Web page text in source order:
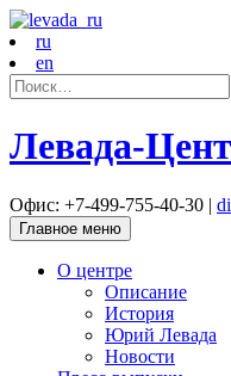
ru
en
Найти:
Левада-
Офис: +7-499-755-40-30 |
Главное меню
О центре
Описание
История
Юрий Левада
Новости